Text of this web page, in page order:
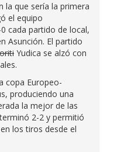
la que sería la primera
el equipo
cada partido de local,
Asunción. El partido
Yudica se alzó con
copa Europeo-
produciendo una
la mejor de las
2-2 y permitió
los tiros desde el